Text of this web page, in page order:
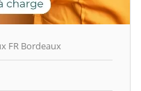
FR Bordeaux